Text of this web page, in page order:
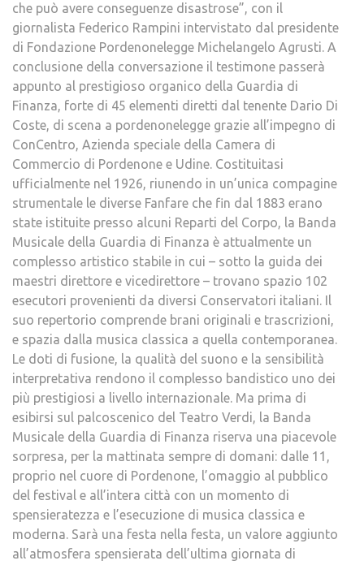
che può avere conseguenze disastrose”, con il
giornalista Federico Rampini intervistato dal presidente
di Fondazione Pordenonelegge Michelangelo Agrusti. A
conclusione della conversazione il testimone passerà
appunto al prestigioso organico della Guardia di
Finanza, forte di 45 elementi diretti dal tenente Dario Di
Coste, di scena a pordenonelegge grazie all’impegno di
ConCentro, Azienda speciale della Camera di
Commercio di Pordenone e Udine. Costituitasi
ufficialmente nel 1926, riunendo in un’unica compagine
strumentale le diverse Fanfare che fin dal 1883 erano
state istituite presso alcuni Reparti del Corpo, la Banda
Musicale della Guardia di Finanza è attualmente un
complesso artistico stabile in cui – sotto la guida dei
maestri direttore e vicedirettore – trovano spazio 102
esecutori provenienti da diversi Conservatori italiani. Il
suo repertorio comprende brani originali e trascrizioni,
e spazia dalla musica classica a quella contemporanea.
Le doti di fusione, la qualità del suono e la sensibilità
interpretativa rendono il complesso bandistico uno dei
più prestigiosi a livello internazionale. Ma prima di
esibirsi sul palcoscenico del Teatro Verdi, la Banda
Musicale della Guardia di Finanza riserva una piacevole
sorpresa, per la mattinata sempre di domani: dalle 11,
proprio nel cuore di Pordenone, l’omaggio al pubblico
del festival e all’intera città con un momento di
spensieratezza e l’esecuzione di musica classica e
moderna. Sarà una festa nella festa, un valore aggiunto
all’atmosfera spensierata dell’ultima giornata di